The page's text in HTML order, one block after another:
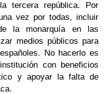
tercera república. Por
vez por todas, incluir
la monarquía en las
medios públicos para
No hacerlo es
con beneficios
y apoyar la falta de